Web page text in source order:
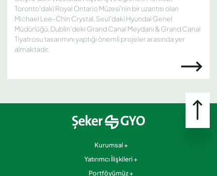
Toronto'daki Royal Ontario Müzesi’nin bir uzantısı olan
Michael Lee-Chin Crystal, Seul’daki Hyundai Genel
Müdürlüğü, Dublin’deki Grand Canal Meydanı & Grand Canal
Tiyatrosu tasarımını yaptığı önemli projeler arasında yer
almaktadır.
Kurumsal
Yatırımcı İlişkileri
Portföyümüz